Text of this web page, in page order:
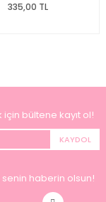
335,00 TL
bültene kayıt ol!
KAYDOL
haberin olsun!